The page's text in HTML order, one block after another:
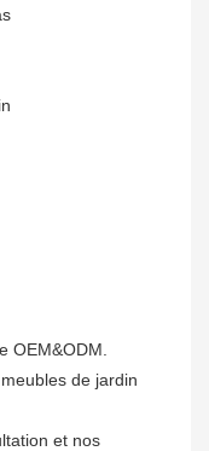
OEM&ODM.
de jardin
et nos